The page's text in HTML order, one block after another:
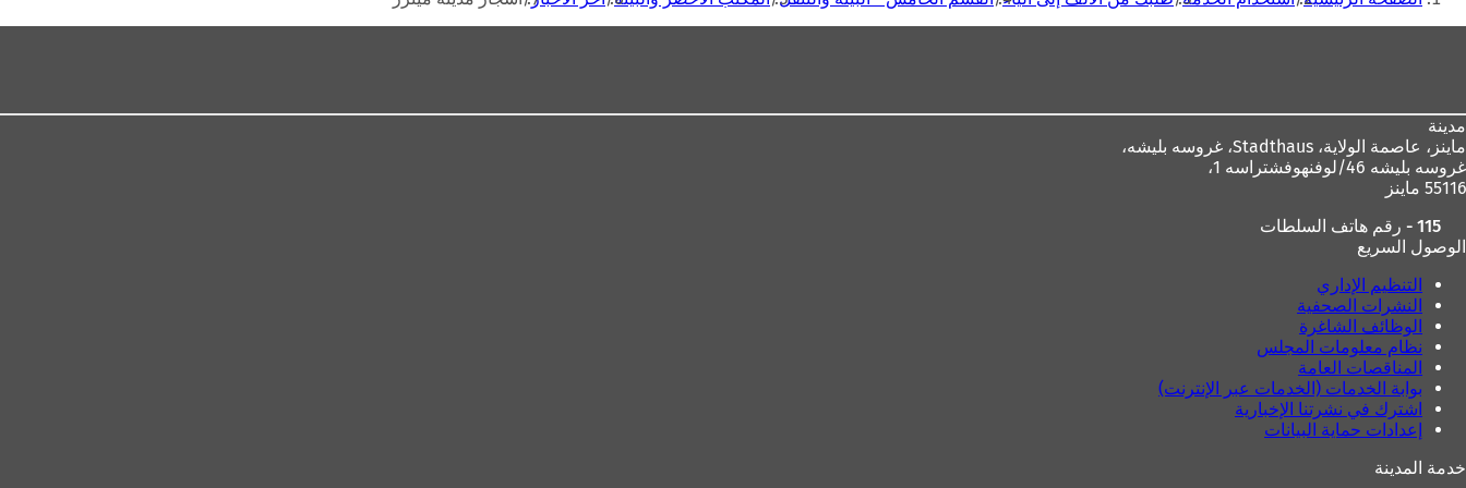
مدينة
ماينز، عاصمة الولاية،
غروسه بليشه 46/لوفنهوفشتراسه 1،
55116 ماينز
115 - رقم هاتف السلطات
الوصول السريع
التنظيم الإداري
النشرات الصحفية
الوظائف الشاغرة
نظام معلومات المجلس
المناقصات العامة
بوابة الخدمات (الخدمات عبر الإنترنت)
اشترك في نشرتنا الإخبارية
إعدادات حماية البيانات
خدمة المدينة